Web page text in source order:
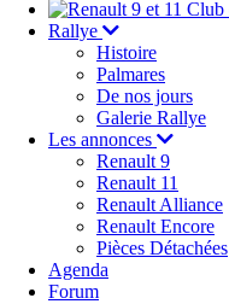
Rallye
Histoire
Palmares
De nos jours
Galerie Rallye
Les annonces
Renault 9
Renault 11
Renault Alliance
Renault Encore
Pièces Détachées
Agenda
Forum